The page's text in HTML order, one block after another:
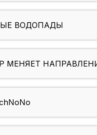
ВОДОПАДЫ
МЕНЯЕТ